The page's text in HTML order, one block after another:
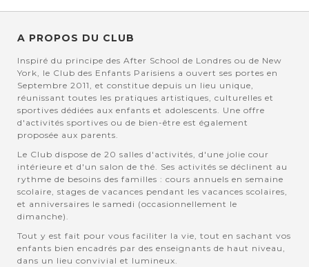
A PROPOS DU CLUB
Inspiré du principe des After School de Londres ou de New
York, le Club des Enfants Parisiens a ouvert ses portes en
Septembre 2011, et constitue depuis un lieu unique,
réunissant toutes les pratiques artistiques, culturelles et
sportives dédiées aux enfants et adolescents. Une offre
d'activités sportives ou de bien-être est également
proposée aux parents.
Le Club dispose de 20 salles d'activités, d'une jolie cour
intérieure et d'un salon de thé. Ses activités se déclinent au
rythme de besoins des familles : cours annuels en semaine
scolaire, stages de vacances pendant les vacances scolaires,
et anniversaires le samedi (occasionnellement le
dimanche).
Tout y est fait pour vous faciliter la vie, tout en sachant vos
enfants bien encadrés par des enseignants de haut niveau,
dans un lieu convivial et lumineux.